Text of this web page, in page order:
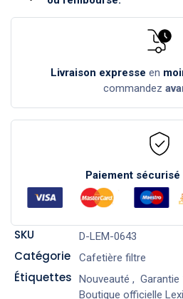
Livraison expresse en
commandez
Paiement sécurisé
SKU D-LEM-0643
Catégorie Cafetière filtre
Étiquettes Nouveauté , Garantie
Boutique officielle